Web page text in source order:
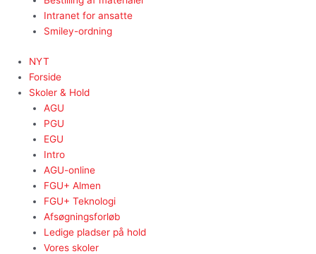
Intranet for ansatte
Smiley-ordning
NYT
Forside
Skoler & Hold
AGU
PGU
EGU
Intro
AGU-online
FGU+ Almen
FGU+ Teknologi
Afsøgningsforløb
Ledige pladser på hold
Vores skoler